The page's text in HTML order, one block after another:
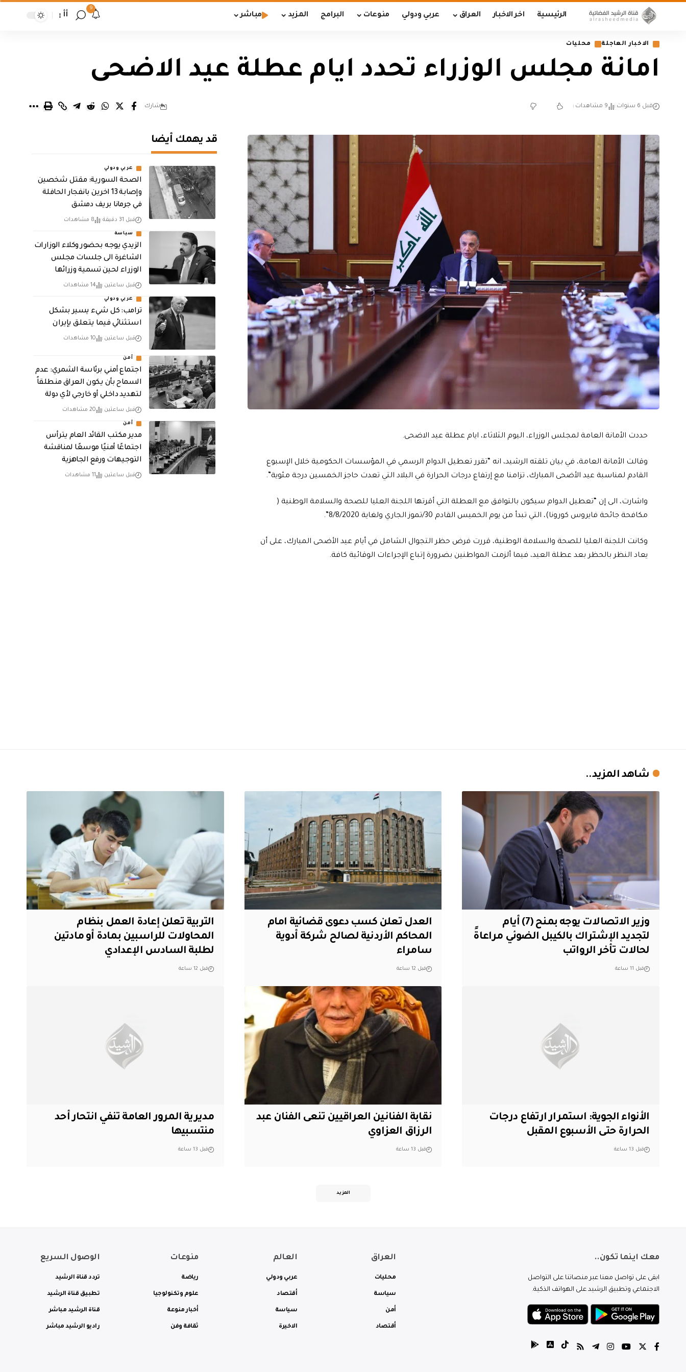
الرئيسية اخر الاخبار العراق عربي ودولي منوعات البرامج المزيد مباشر
9
أأ
الاخبار العاجلة محليات
امانة مجلس الوزراء تحدد ايام عطلة عيد الاضحى
قبل 6 سنوات 9 مشاهدات شارك
حددت الأمانة العامة لمجلس الوزراء، اليوم الثلاثاء، ايام عطلة عيد الاضحى.
وقالت الأمانة العامة، في بيان تلقته الرشيد، انه “تقرر تعطيل الدوام الرسمي في المؤسسات الحكومية خلال الإسبوع
القادم لمناسبة عيد الأضحى المبارك، تزامنا مع إرتفاع درجات الحرارة في البلاد التي تعدت حاجز الخمسين درجة مئوية”.
واشارت، الى إن “تعطيل الدوام سيكون بالتوافق مع العطلة التي أقرتها اللجنة العليا للصحة والسلامة الوطنية (
مكافحة جائحة فايروس كورونا)، التي تبدأ من يوم الخميس القادم 30/تموز الجاري ولغاية 8/8/2020”.
وكانت اللجنة العليا للصحة والسلامة الوطنية، قررت فرض حظر التجوال الشامل في أيام عيد الأضحى المبارك، على أن
يعاد النظر بالحظر بعد عطلة العيد، فيما ألزمت المواطنين بضرورة إتباع الإجراءات الوقائية كافة.
قد يهمك أيضا
عربي ودولي
الصحة السورية: مقتل شخصين
وإصابة 13 اخرين بانفجار الحافلة
في جرمانا بريف دمشق
قبل 31 دقيقة 8 مشاهدات
سياسة
الزيدي يوجه بحضور وكلاء الوزارات
الشاغرة الى جلسات مجلس
الوزراء لحين تسمية وزرائها
قبل ساعتين 14 مشاهدات
عربي ودولي
ترامب: كل شيء يسير بشكل
استثنائي فيما يتعلق بإيران
قبل ساعتين 10 مشاهدات
أمن
اجتماع أمني برئاسة الشمري: عدم
السماح بأن يكون العراق منطلقاً
لتهديد داخلي أو خارجي لأي دولة
قبل ساعتين 20 مشاهدات
أمن
مدير مكتب القائد العام يترأس
اجتماعًا أمنيًا موسعًا لمناقشة
التوجيهات ورفع الجاهزية
قبل ساعتين 11 مشاهدات
شاهد المزيد..
وزير الاتصالات يوجه بمنح (7) أيام
لتجديد الإشتراك بالكيبل الضوئي مراعاةً
لحالات تأخر الرواتب
قبل 11 ساعة
العدل تعلن كسب دعوى قضائية امام
المحاكم الأردنية لصالح شركة أدوية
سامراء
قبل 12 ساعة
التربية تعلن إعادة العمل بنظام
المحاولات للراسبين بمادة أو مادتين
لطلبة السادس الإعدادي
قبل 12 ساعة
الأنواء الجوية: استمرار ارتفاع درجات
الحرارة حتى الأسبوع المقبل
قبل 13 ساعة
نقابة الفنانين العراقيين تنعى الفنان عبد
الرزاق العزاوي
قبل 13 ساعة
مديرية المرور العامة تنفي انتحار أحد
منتسبيها
قبل 13 ساعة
المزيد
معك اينما تكون..
ابقى على تواصل معنا عبر منصاتنا على التواصل
الاجتماعي وتطبيق الرشيد على الهواتف الذكية.
العراق
محليات
سياسة
أمن
أقتصاد
العالم
عربي ودولي
أقتصاد
سياسة
الاخيرة
منوعات
رياضة
علوم وتكنولوجيا
أخبار منوعة
ثقافة وفن
الوصول السريع
تردد قناة الرشيد
تطبيق قناة الرشيد
قناة الرشيد مباشر
راديو الرشيد مباشر